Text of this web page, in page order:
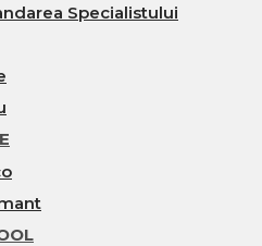
Specialistului